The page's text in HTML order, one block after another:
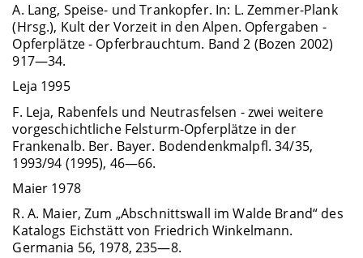
A. Lang, Speise- und Trankopfer. In: L. Zemmer-Plank
(Hrsg.), Kult der Vorzeit in den Alpen. Opfergaben -
Opferplätze - Opferbrauchtum. Band 2 (Bozen 2002)
917—34.
Leja 1995
F. Leja, Rabenfels und Neutrasfelsen - zwei weitere
vorgeschichtliche Felsturm-Opferplätze in der
Frankenalb. Ber. Bayer. Bodendenkmalpfl. 34/35,
1993/94 (1995), 46—66.
Maier 1978
R. A. Maier, Zum „Abschnittswall im Walde Brand“ des
Katalogs Eichstätt von Friedrich Winkelmann.
Germania 56, 1978, 235—8.